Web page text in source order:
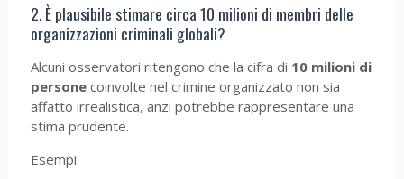
2. È plausibile stimare circa 10 milioni di membri delle
organizzazioni criminali globali?
Alcuni osservatori ritengono che la cifra di 10 milioni di
personecoinvolte nel crimine organizzato non sia
affatto irrealistica, anzi potrebbe rappresentare una
stima prudente.
Esempi: